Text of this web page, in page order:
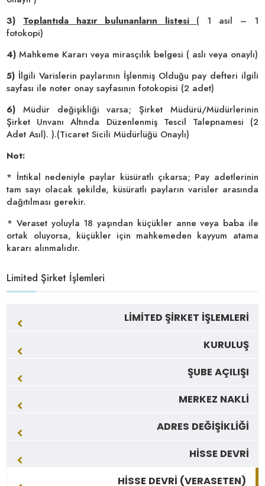
3)
Toplantıda hazır bulunanların listesi
( 1 asıl – 1
fotokopi)
4) Mahkeme Kararı veya mirasçılık belgesi ( aslı veya onaylı)
5) İlgili Varislerin paylarının İşlenmiş Olduğu pay defteri ilgili
sayfası ile noter onay sayfasının fotokopisi (2 adet)
6) Müdür değişikliği varsa; Şirket Müdürü/Müdürlerinin
Şirket Unvanı Altında Düzenlenmiş Tescil Talepnamesi (2
Adet Asıl). ).(Ticaret Sicili Müdürlüğü Onaylı)
Not:
* İntikal nedeniyle paylar küsüratlı çıkarsa; Pay adetlerinin
tam sayı olacak şekilde, küsüratlı payların varisler arasında
dağıtılması gerekir.
* Veraset yoluyla 18 yaşından küçükler anne veya baba ile
ortak oluyorsa, küçükler için mahkemeden kayyum atama
kararı alınmalıdır.
Limited Şirket İşlemleri
LİMİTED ŞİRKET İŞLEMLERİ
KURULUŞ
ŞUBE AÇILIŞI
MERKEZ NAKLİ
ADRES DEĞİŞİKLİĞİ
HİSSE DEVRİ
HİSSE DEVRİ (VERASETEN)